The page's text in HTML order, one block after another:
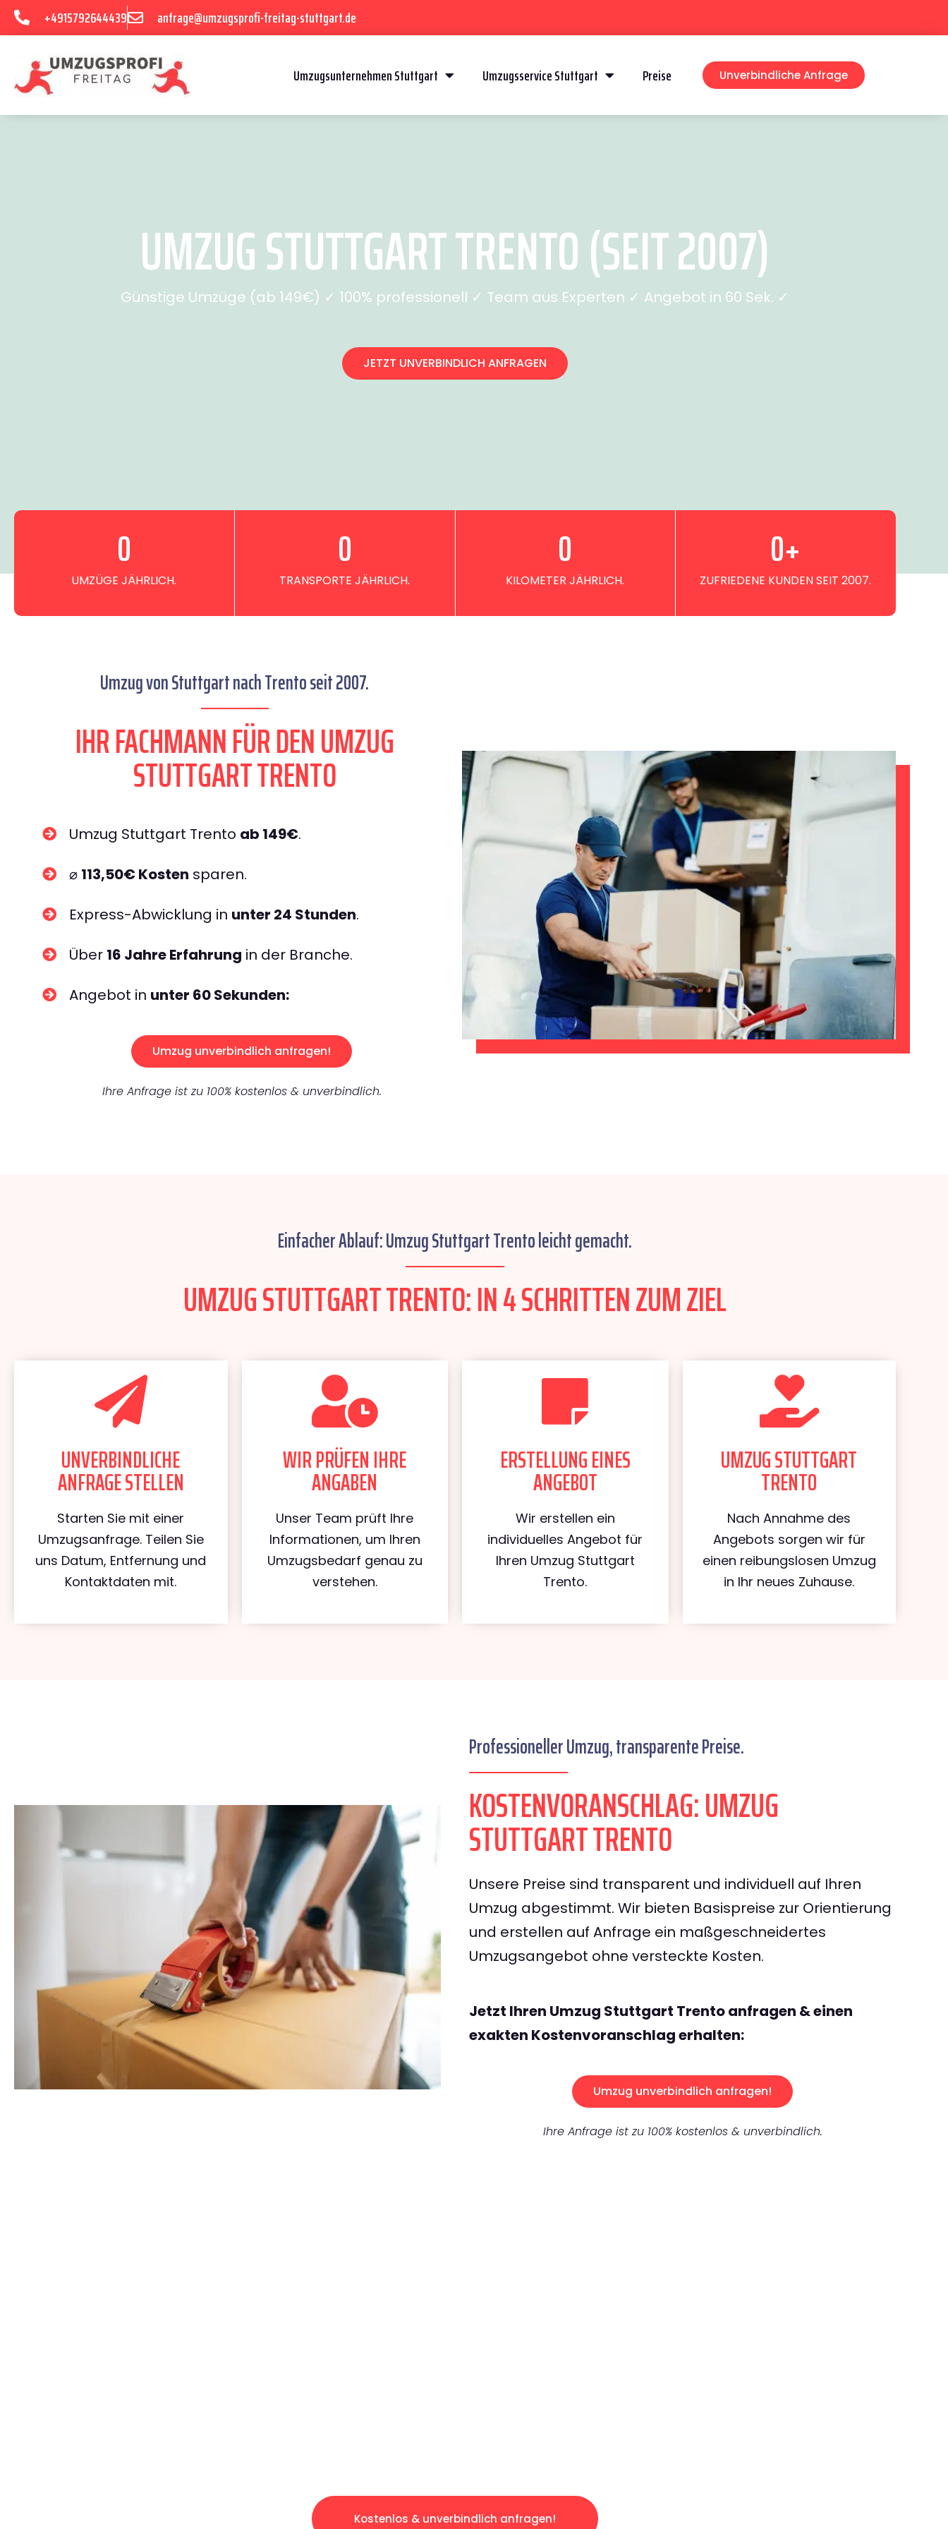
+4915792644439 anfrage@umzugsprofi-freitag-stuttgart.de
Umzugsunternehmen Stuttgart Umzugsservice Stuttgart Preise Unverbindliche Anfrage
UMZUG STUTTGART TRENTO (SEIT 2007)
Günstige Umzüge (ab 149€) ✓ 100% professionell ✓ Team aus Experten ✓ Angebot in 60 Sek. ✓
JETZT UNVERBINDLICH ANFRAGEN
UMZÜGE JÄHRLICH.
0
TRANSPORTE JÄHRLICH.
0
KILOMETER JÄHRLICH.
0
ZUFRIEDENE KUNDEN SEIT 2007.
0+
Umzug von Stuttgart nach Trento seit 2007.
IHR FACHMANN FÜR DEN UMZUG
STUTTGART TRENTO
Umzug Stuttgart Trento ab 149€.
⌀ 113,50€ Kosten sparen.
Express-Abwicklung in unter 24 Stunden.
Über 16 Jahre Erfahrung in der Branche.
Angebot in unter 60 Sekunden:
Umzug unverbindlich anfragen!
Ihre Anfrage ist zu 100% kostenlos & unverbindlich.
Einfacher Ablauf: Umzug Stuttgart Trento leicht gemacht.
UMZUG STUTTGART TRENTO: IN 4 SCHRITTEN ZUM ZIEL
UNVERBINDLICHE
ANFRAGE STELLEN
Starten Sie mit einer
Umzugsanfrage. Teilen Sie
uns Datum, Entfernung und
Kontaktdaten mit.
WIR PRÜFEN IHRE
ANGABEN
Unser Team prüft Ihre
Informationen, um Ihren
Umzugsbedarf genau zu
verstehen.
ERSTELLUNG EINES
ANGEBOT
Wir erstellen ein
individuelles Angebot für
Ihren Umzug Stuttgart
Trento.
UMZUG STUTTGART
TRENTO
Nach Annahme des
Angebots sorgen wir für
einen reibungslosen Umzug
in Ihr neues Zuhause.
Professioneller Umzug, transparente Preise.
KOSTENVORANSCHLAG: UMZUG
STUTTGART TRENTO
Unsere Preise sind transparent und individuell auf Ihren
Umzug abgestimmt. Wir bieten Basispreise zur Orientierung
und erstellen auf Anfrage ein maßgeschneidertes
Umzugsangebot ohne versteckte Kosten.
Jetzt Ihren Umzug Stuttgart Trento anfragen & einen
exakten Kostenvoranschlag erhalten:
Umzug unverbindlich anfragen!
Ihre Anfrage ist zu 100% kostenlos & unverbindlich.
Kostenlos & unverbindlich anfragen!